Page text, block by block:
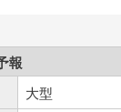
報
大型